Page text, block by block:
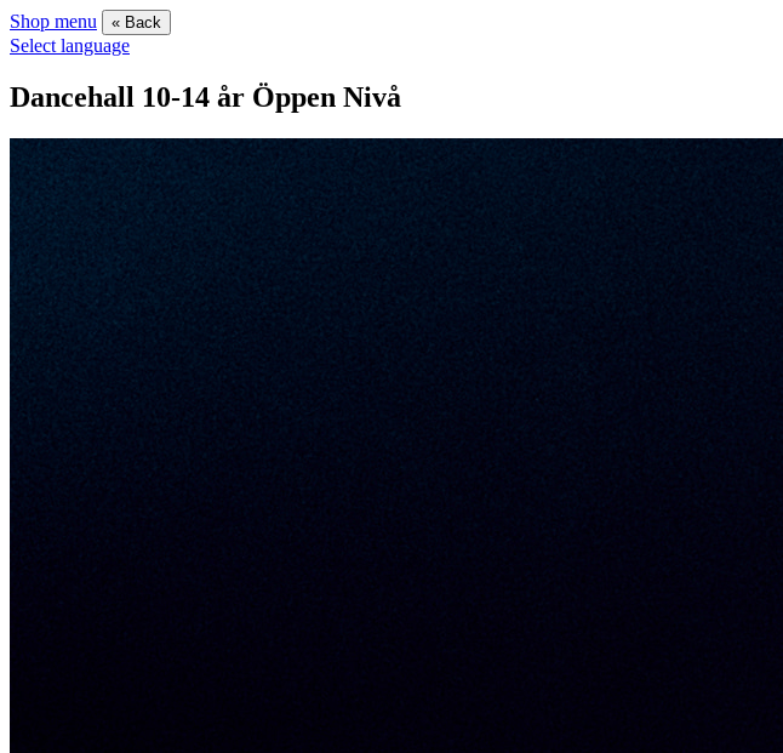
Shop menu « Back
Select language
Dancehall 10-14 år Öppen Nivå